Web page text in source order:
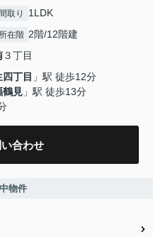
間取り 1LDK
所在階 2階/12階建
３丁目
丁目 」駅 徒歩12分
鶴見 」駅 徒歩13分
合わせ
物件